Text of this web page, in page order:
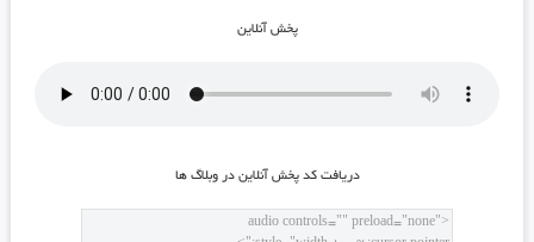
پخش آنلاين
دريافت کد پخش آنلاين در وبلاگ ها